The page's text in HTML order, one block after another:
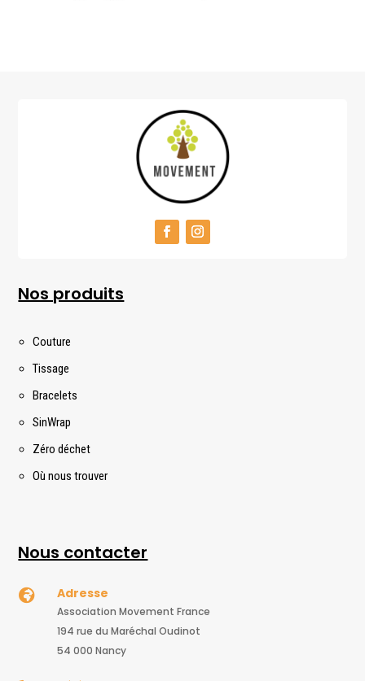
Nos produits
Couture
Tissage
Bracelets
SinWrap
Zéro déchet
Où nous trouver
Nous contacter
 Adresse
Association Movement France
194 rue du Maréchal Oudinot
54 000 Nancy